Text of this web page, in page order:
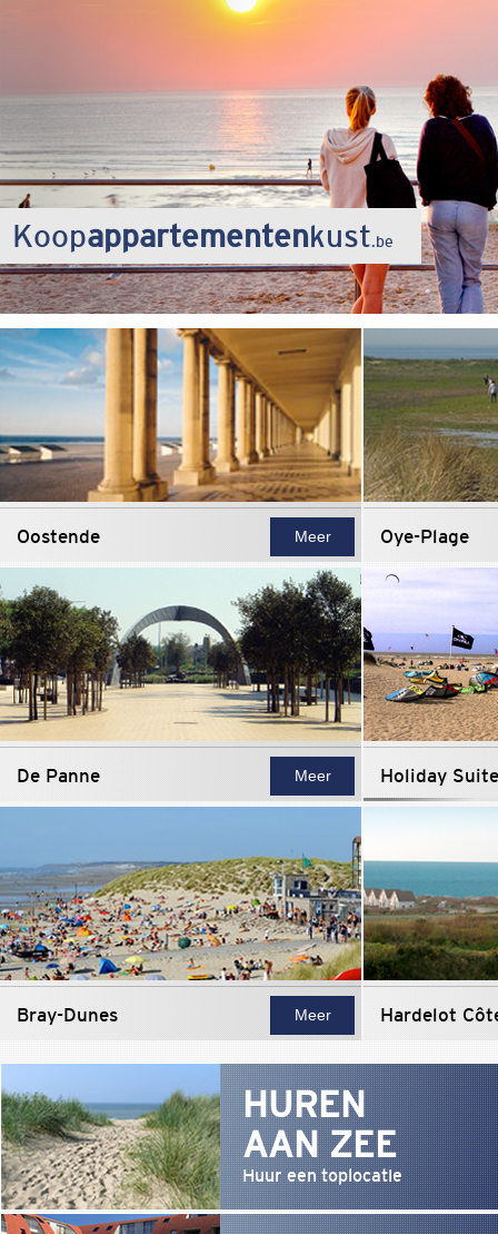
Koopappartementenkust.be
Oostende Meer Oye-Plage
De Panne Meer Holiday
Bray-Dunes Meer Hardelot
HUREN
AAN ZEE
Huur een toplocatie